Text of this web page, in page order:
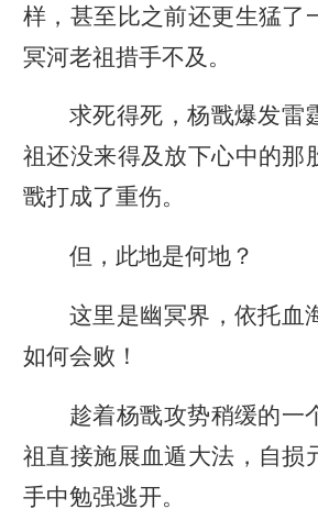
样，甚至比之前还更生猛了
冥河老祖措手不及。
求死得死，杨戬爆发雷
祖还没来得及放下心中的那
戬打成了重伤。
但，此地是何地？
这里是幽冥界，依托血
如何会败！
趁着杨戬攻势稍缓的一
祖直接施展血遁大法，自损
手中勉强逃开。